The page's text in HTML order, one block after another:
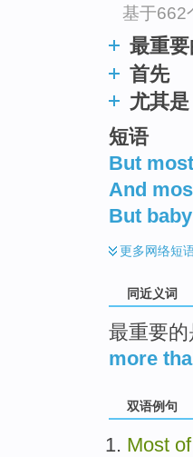
基于662
最重
首先
尤其是
短语
But
And
But
更多网络短
同近义词
最重要
more
双语例句
Most of